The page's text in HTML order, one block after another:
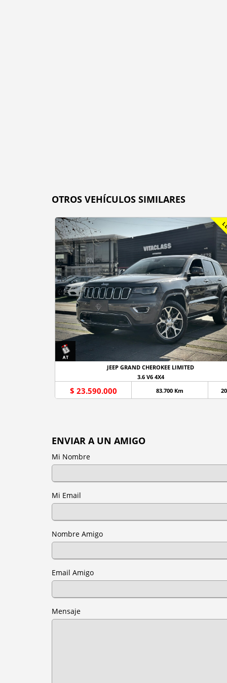
OTROS VEHÍCULOS SIMILARES
JEEP GRAND CHEROKEE LIMITED
3.6 V6 4X4
$ 23.590.000 83.700 Km
ENVIAR A UN AMIGO
Mi Nombre
Mi Email
Nombre Amigo
Email Amigo
Mensaje